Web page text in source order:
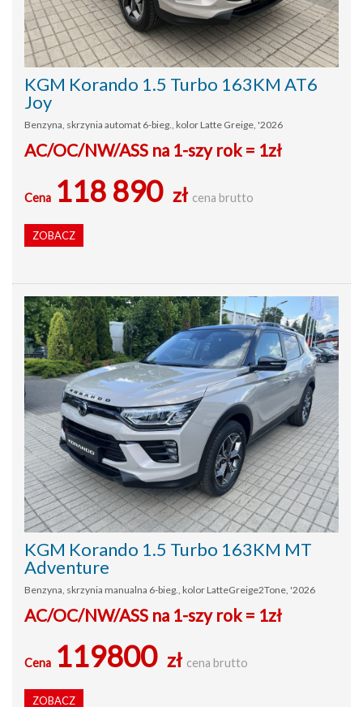
KGM Korando 1.5 Turbo 163KM AT6
Joy
Benzyna, skrzynia automat 6-bieg., kolor Latte Greige, '2026
AC/OC/NW/ASS na 1-szy rok = 1zł
Cena 118 890 zł cena brutto
ZOBACZ
KGM Korando 1.5 Turbo 163KM MT
Adventure
Benzyna, skrzynia manualna 6-bieg., kolor LatteGreige2Tone, '2026
AC/OC/NW/ASS na 1-szy rok = 1zł
Cena 119800 zł cena brutto
ZOBACZ